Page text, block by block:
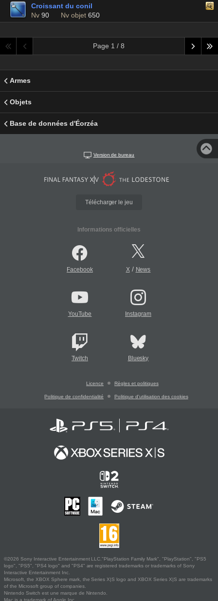
Croissant du conil
Nv 90 Nv objet 650
Page 1 / 8
Armes
Objets
Base de données d'Éorzéa
Version de bureau
Télécharger le jeu
Informations officielles
Facebook X/ News
YouTube Instagram
Twitch Bluesky
Licence Règles et politiques
Politique de confidentialité Politique d'utilisation des cookies
©2026 Sony Interactive Entertainment LLC."PlayStation Family Mark", "PlayStation", "PS5
logo", "PS5", "PS4 logo" and "PS4" are registered trademarks or trademarks of Sony
Interactive Entertainment Inc.
Microsoft, the XBOX Sphere mark, the Series X|S logo and XBOX Series X|S are trademarks
of the Microsoft group of companies.
Nintendo Switch est une marque de Nintendo.
Mac is a trademark of Apple Inc.